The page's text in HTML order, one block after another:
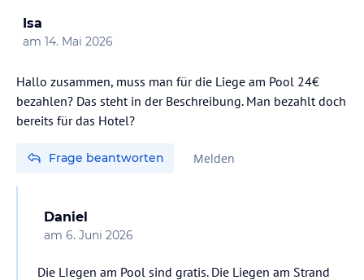
Isa
am 14. Mai 2026
Hallo zusammen, muss man für die Liege am Pool 24€
bezahlen? Das steht in der Beschreibung. Man bezahlt doch
bereits für das Hotel?
Frage beantworten Melden
Daniel
am 6. Juni 2026
Die LIegen am Pool sind gratis. Die Liegen am Strand